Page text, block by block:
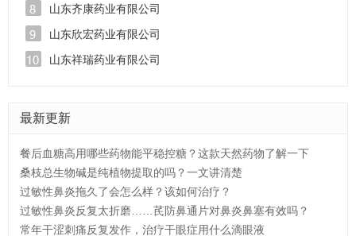
山东齐康药业有限公司
山东欣宏药业有限公司
山东祥瑞药业有限公司
最新更新
餐后血糖高用哪些药物能平稳控糖？这款天然药物了解一下
桑枝总生物碱是纯植物提取的吗？一文讲清楚
过敏性鼻炎拖久了会怎么样？该如何治疗？
过敏性鼻炎反复太折磨……芪防鼻通片对鼻炎鼻塞有效吗？
常年干涩刺痛反复发作，治疗干眼症用什么滴眼液